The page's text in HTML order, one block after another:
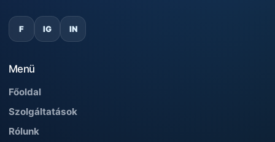
F IG IN
Menü
Főoldal
Szolgáltatások
Rólunk